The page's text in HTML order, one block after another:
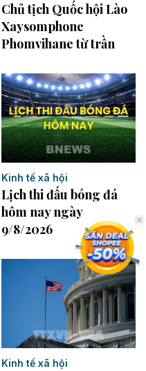
Chủ tịch Quốc hội Lào
Xaysomphone
Phomvihane từ trần
Kinh tế xã hội
Lịch thi đấu bóng đá
hôm nay ngày
9/8/2026
Kinh tế xã hội